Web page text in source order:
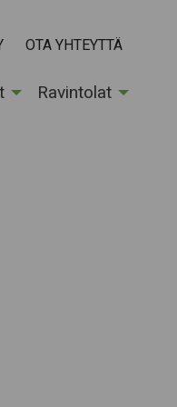
OTA YHTEYTTÄ
Ravintolat